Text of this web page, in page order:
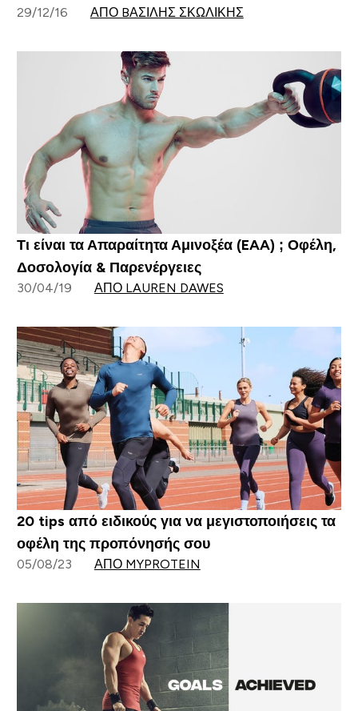
29/12/16 ΑΠΌ BΑΣΊΛΗΣ ΣΚΩΛΊΚΗΣ
Τι είναι τα Απαραίτητα Αμινοξέα (EAA) ; Οφέλη,
Δοσολογία & Παρενέργειες
30/04/19 ΑΠΌ LAUREN DAWES
20 tips από ειδικούς για να μεγιστοποιήσεις τα
οφέλη της προπόνησής σου
05/08/23 ΑΠΌ MYPROTEIN